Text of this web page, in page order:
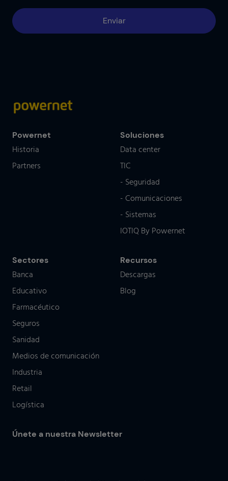
Powernet
Historia
Partners
Soluciones
Data center
TIC
- Seguridad
- Comunicaciones
- Sistemas
IOTIQ By Powernet
Sectores
Banca
Educativo
Farmacéutico
Seguros
Sanidad
Medios de comunicación
Industria
Retail
Logística
Recursos
Descargas
Blog
Únete a nuestra Newsletter